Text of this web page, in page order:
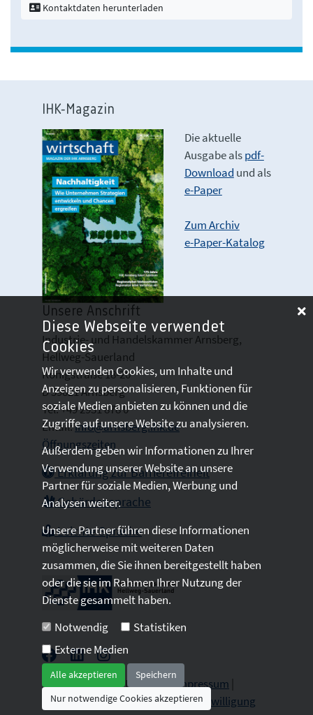
Kontaktdaten herunterladen
IHK-Magazin
Die aktuelle
Ausgabe alspdf-
Download und als
e-Paper
Zum Archiv
e-Paper-Katalog
Unsere Anschrift
Industrie- und Handelskammer Arnsberg,
Hellweg-Sauerland
Königstraße 18-20
D 59821 Arnsberg
Tel: +49 2931 878 0
Email:info@arnsberg.ihk.de
Öffnungszeiten
Erklärung zur Barrierefreiheit
Gebärdensprache
Leichte Sprache
2026 © All Rights Reserved.Impressum
Datenschutz|Sitemap|Cookie-Einwilligung
Diese Webseite verwendet
Cookies
Wir verwenden Cookies, um Inhalte und
Anzeigen zu personalisieren, Funktionen für
soziale Medien anbieten zu können und die
Zugriffe auf unsere Website zu analysieren.
Außerdem geben wir Informationen zu Ihrer
Verwendung unserer Website an unsere
Partner für soziale Medien, Werbung und
Analysen weiter.
Unsere Partner führen diese Informationen
möglicherweise mit weiteren Daten
zusammen, die Sie ihnen bereitgestellt haben
oder die sie im Rahmen Ihrer Nutzung der
Dienste gesammelt haben.
Notwendig
Statistiken
Externe Medien
Alle akzeptieren
Speichern
Nur notwendige Cookies akzeptieren